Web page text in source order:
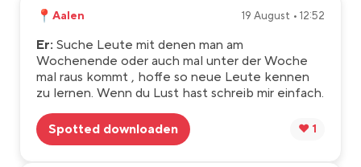
📍 Aalen 19 August • 12:52
Er: Suche Leute mit denen man am
Wochenende oder auch mal unter der Woche
mal raus kommt , hoffe so neue Leute kennen
zu lernen. Wenn du Lust hast schreib mir einfach.
Spotted downloaden ❤️ 1